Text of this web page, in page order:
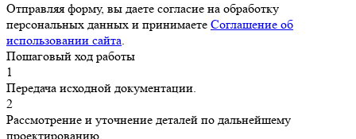
Отправляя форму, вы даете согласие на обработку
персональных данных и принимаете Соглашение об
использовании сайта.
Пошаговый ход работы
1
Передача исходной документации.
2
Рассмотрение и уточнение деталей по дальнейшему
проектированию.